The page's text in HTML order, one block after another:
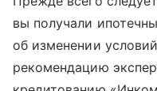
вы получали
об изменении
рекомендацию